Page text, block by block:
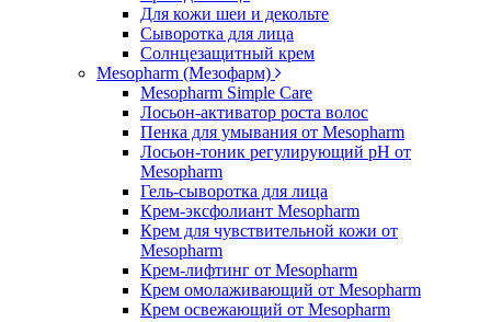
Для кожи шеи и декольте
Сыворотка для лица
Солнцезащитный крем
Mesopharm (Мезофарм)
Mesopharm Simple Care
Лосьон-активатор роста волос
Пенка для умывания от Mesopharm
Лосьон-тоник регулирующий рН от
Mesopharm
Гель-сыворотка для лица
Крем-эксфолиант Mesopharm
Крем для чувствительной кожи от
Mesopharm
Крем-лифтинг от Mesopharm
Крем омолаживающий от Mesopharm
Крем освежающий от Mesopharm